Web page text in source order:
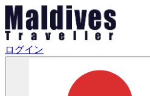
ログイン